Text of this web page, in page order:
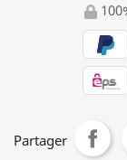
Partager